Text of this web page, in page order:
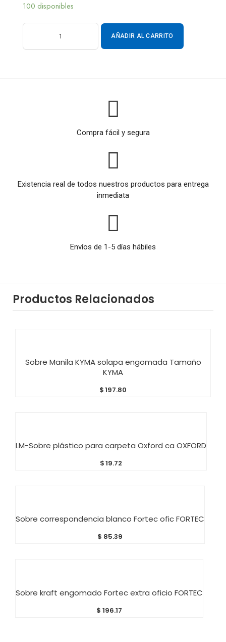
100 disponibles
AÑADIR AL CARRITO
Compra fácil y segura
Existencia real de todos nuestros productos para entrega
inmediata
Envíos de 1-5 días hábiles
Productos Relacionados
Sobre Manila KYMA solapa engomada Tamaño
KYMA
$197.80
LM-Sobre plástico para carpeta Oxford ca OXFORD
$19.72
Sobre correspondencia blanco Fortec ofic FORTEC
$ 85.39
Sobre kraft engomado Fortec extra oficio FORTEC
$ 196.17